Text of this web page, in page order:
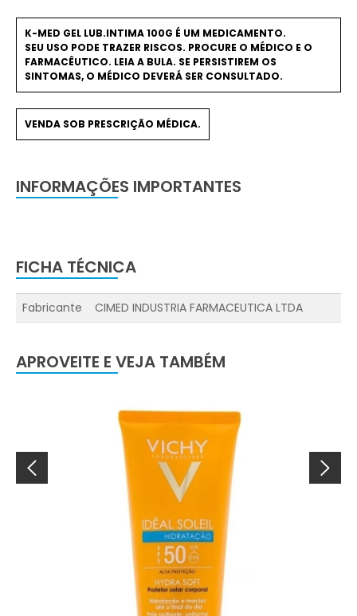
K-MED GEL LUB.INTIMA 100G É UM MEDICAMENTO.
SEU USO PODE TRAZER RISCOS. PROCURE O MÉDICO E O
FARMACÊUTICO. LEIA A BULA. SE PERSISTIREM OS
SINTOMAS, O MÉDICO DEVERÁ SER CONSULTADO.
VENDA SOB PRESCRIÇÃO MÉDICA.
INFORMAÇÕES IMPORTANTES
FICHA TÉCNICA
Fabricante CIMED INDUSTRIA FARMACEUTICA LTDA
APROVEITE E VEJA TAMBÉM